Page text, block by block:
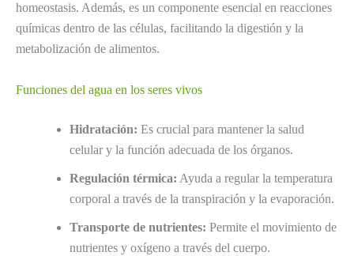
homeostasis. Además, es un componente esencial en reacciones
químicas dentro de las células, facilitando la digestión y la
metabolización de alimentos.
Funciones del agua en los seres vivos
Hidratación: Es crucial para mantener la salud
celular y la función adecuada de los órganos.
Regulación térmica: Ayuda a regular la temperatura
corporal a través de la transpiración y la evaporación.
Transporte de nutrientes: Permite el movimiento de
nutrientes y oxígeno a través del cuerpo.